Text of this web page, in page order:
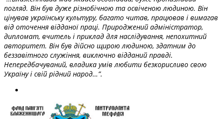
погляд. Він був дуже різнобічною та освіченою людиною. Він
цінував українську культуру, багато читав, працював і вимагав
від оточення відданої праці. Природжений адміністратор,
дипломат, вчитель і приклад для наслідування, непохитний
авторитет. Він був дійсно щирою людиною, здатним до
беззавітного служіння, виключно відданий правді.
Непередбачуваний, владика умів любити безкорисливо свою
Україну і свій рідний народ…”.